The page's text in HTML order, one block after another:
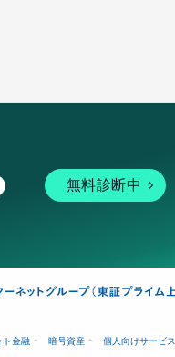
無料診断中
ト金融 暗号資産 個人向けサービス